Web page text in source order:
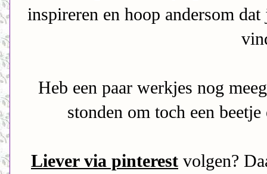
inspireren en hoop andersom
Heb een paar werkjes nog
stonden om toch een
Liever via pinterest volgen?